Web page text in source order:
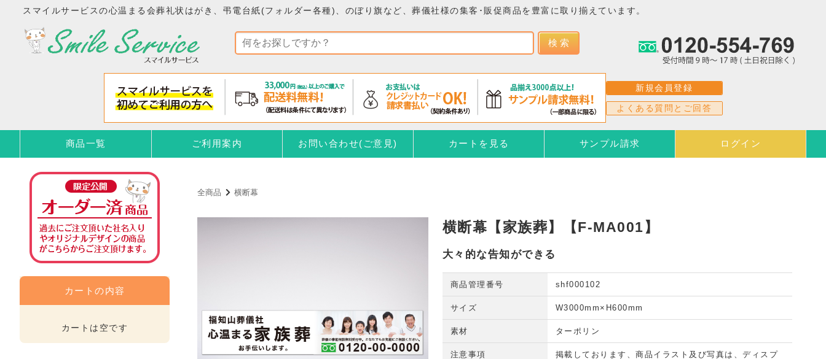
スマイルサービスの心温まる会葬礼状はがき、弔電台紙(フォルダー各種)、のぼり旗など、葬儀社様の集客･販促商品を豊富に取り揃えています。
検 索
新規会員登録
よくある質問とご回答
商品一覧 ご利用案内 お問い合わせ(ご意見) カートを見る サンプル請求 ログイン
全商品 横断幕
横断幕【家族葬】【F-MA001】
大々的な告知ができる
商品管理番号 shf000102
サイズ W3000mm×H600mm
素材 ターポリン
注意事項
掲載しております、商品イラスト及び写真は、ディスプ
カートの内容
カートは空です